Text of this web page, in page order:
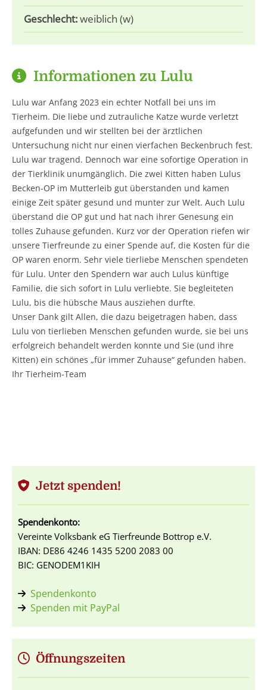
Geschlecht:weiblich (w)
Informationen zu Lulu
Lulu war Anfang 2023 ein echter Notfall bei uns im
Tierheim. Die liebe und zutrauliche Katze wurde verletzt
aufgefunden und wir stellten bei der ärztlichen
Untersuchung nicht nur einen vierfachen Beckenbruch fest.
Lulu war tragend. Dennoch war eine sofortige Operation in
der Tierklinik unumgänglich. Die zwei Kitten haben Lulus
Becken-OP im Mutterleib gut überstanden und kamen
einige Zeit später gesund und munter zur Welt. Auch Lulu
überstand die OP gut und hat nach ihrer Genesung ein
tolles Zuhause gefunden. Kurz vor der Operation riefen wir
unsere Tierfreunde zu einer Spende auf, die Kosten für die
OP waren enorm. Sehr viele tierliebe Menschen spendeten
für Lulu. Unter den Spendern war auch Lulus künftige
Familie, die sich sofort in Lulu verliebte. Sie begleiteten
Lulu, bis die hübsche Maus ausziehen durfte.
Unser Dank gilt Allen, die dazu beigetragen haben, dass
Lulu von tierlieben Menschen gefunden wurde, sie bei uns
erfolgreich behandelt werden konnte und Sie (und ihre
Kitten) ein schönes „für immer Zuhause“ gefunden haben.
Ihr Tierheim-Team
Jetzt spenden!
Spendenkonto:
Vereinte Volksbank eG Tierfreunde Bottrop e.V.
IBAN: DE86 4246 1435 5200 2083 00
BIC: GENODEM1KIH
Spendenkonto
Spenden mit PayPal
Öffnungszeiten